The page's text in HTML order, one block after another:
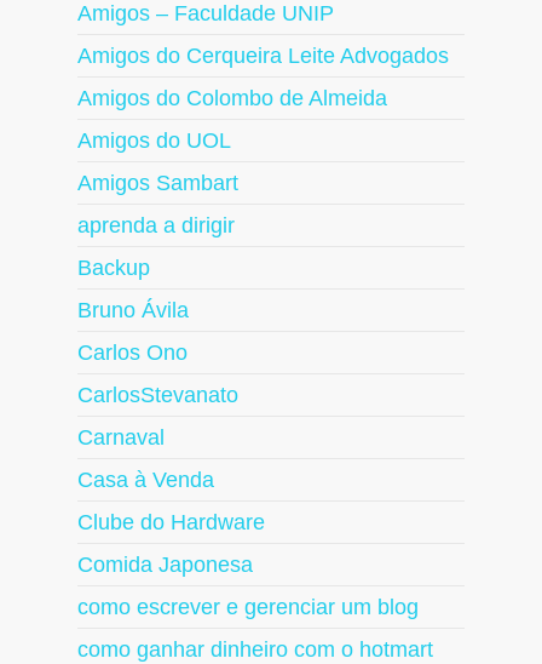
Amigos – Faculdade UNIP
Amigos do Cerqueira Leite Advogados
Amigos do Colombo de Almeida
Amigos do UOL
Amigos Sambart
aprenda a dirigir
Backup
Bruno Ávila
Carlos Ono
CarlosStevanato
Carnaval
Casa à Venda
Clube do Hardware
Comida Japonesa
como escrever e gerenciar um blog
como ganhar dinheiro com o hotmart